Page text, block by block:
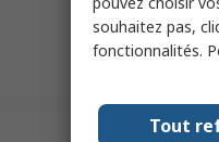
souhaitez pas,
fonctionnalités.
Tout